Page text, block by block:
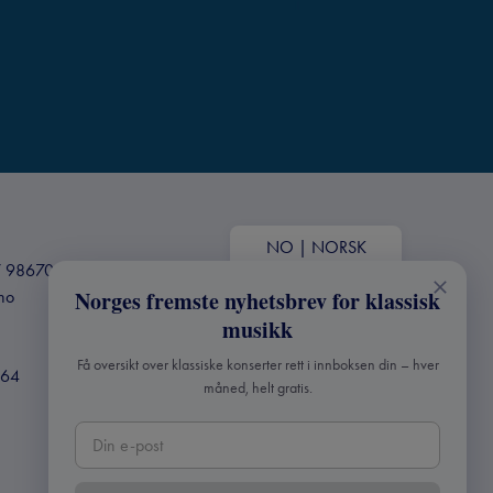
98670803
NO | NORSK
Norges fremste nyhetsbrev for klassisk
musikk
Få oversikt over klassiske konserter rett i innboksen din – hver
måned, helt gratis.